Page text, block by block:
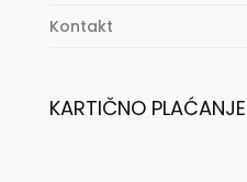
Kontakt
KARTIČNO PLAĆANJE